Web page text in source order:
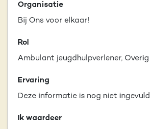
Organisatie
Bij Ons voor elkaar!
Rol
Ambulant jeugdhulpverlener, Overig
Ervaring
Deze informatie is nog niet ingevuld
Ik waardeer